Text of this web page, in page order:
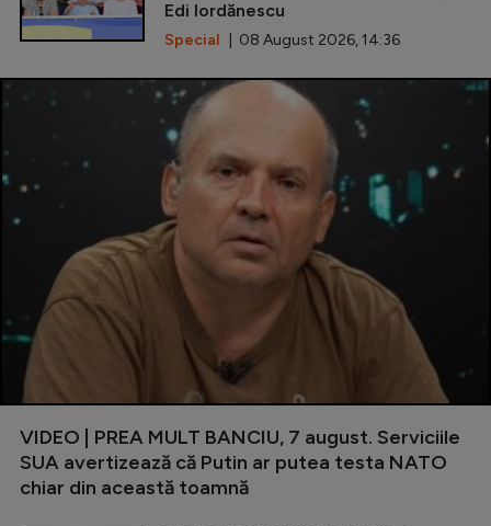
Edi Iordănescu
Special | 08 August 2026, 14:36
VIDEO | PREA MULT BANCIU, 7 august. Serviciile
SUA avertizează că Putin ar putea testa NATO
chiar din această toamnă